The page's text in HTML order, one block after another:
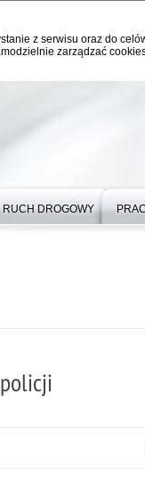
z serwisu oraz do
zarządzać
RUCH DROGOWY